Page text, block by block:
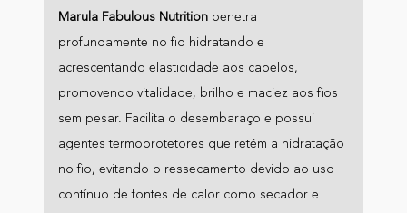
Marula Fabulous Nutrition penetra
profundamente no fio hidratando e
acrescentando elasticidade aos cabelos,
promovendo vitalidade, brilho e maciez aos fios
sem pesar. Facilita o desembaraço e possui
agentes termoprotetores que retém a hidratação
no fio, evitando o ressecamento devido ao uso
contínuo de fontes de calor como secador e